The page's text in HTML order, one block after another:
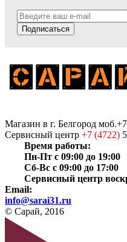
Подписаться
Магазин в г. Белгород
Сервисный центр +7 (4722)
Время работы:
Пн-Пт с 09:00 до 19:00
Сб-Вс с 09:00 до 17:00
Сервисный центр
Email:
info@sarai31.ru
© Сарай, 2016